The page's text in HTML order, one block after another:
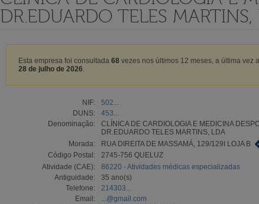
DR.EDUARDO TELES MARTINS,
Esta empresa foi consultada 68 vezes nos últimos 12 meses, a última vez a
28 de julho de 2026
NIF:
502...
DUNS:
453...
Denominação:
CLÍNICA DE CARDIOLOGIA E MEDICINA
DR.EDUARDO TELES MARTINS, LDA
Morada:
RUA DIREITA DE MASSAMÁ, 129/129I LOJA B
Código Postal:
2745-756 QUELUZ
Atividade (CAE):
86220 - Atividades médicas especializadas
Antiguidade:
35 ano(s)
Telefone:
214303...
Email:
...@gmail.com